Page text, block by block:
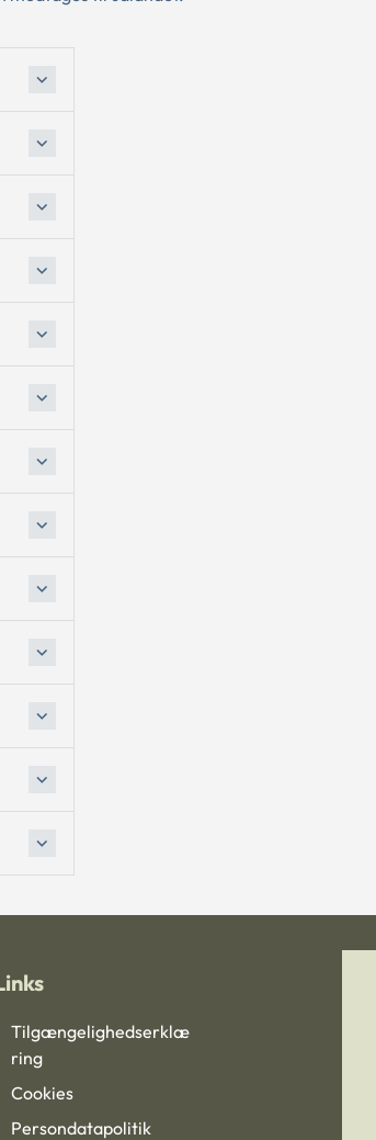
Tilgængelighedserklæ
ring
Cookies
Persondatapolitik